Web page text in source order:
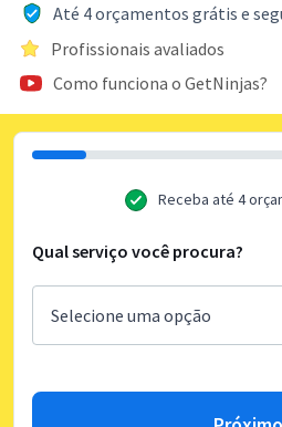
Até 4 orçamentos grátis e
Profissionais avaliados
Como funciona o GetNinjas?
Receba até 4
Qual serviço você procura?